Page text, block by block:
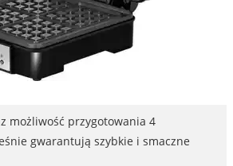
możliwość przygotowania 4
gwarantują szybkie i smaczne